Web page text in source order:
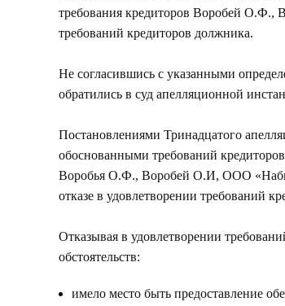
требования кредиторов Воробей
требований кредиторов должника.
Не согласившись с указанными
обратились в суд апелляционной
Постановлениями Тринадцатого
обоснованными требований
Воробья О.Ф., Воробей О.И, ООО
отказе в удовлетворении требований
Отказывая в удовлетворении
обстоятельств:
имело место быть предоставление